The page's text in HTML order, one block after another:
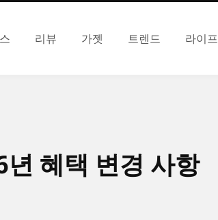
리뷰 가젯 트렌드 라이프
혜택 변경 사항